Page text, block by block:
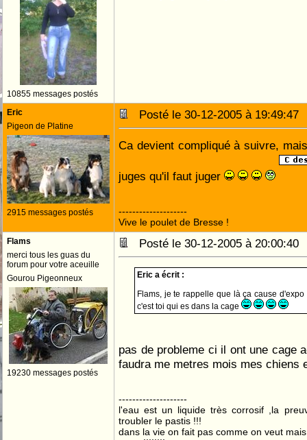
10855 messages postés
Eric
Pigeon de Platine
2915 messages postés
Posté le 30-12-2005 à
Ca devient compliqué à suivre,
juges qu'il faut juger
--------------------
Vive le poulet de Bresse !
Flams
merci tous les guas du
forum pour votre aceuille
Gourou Pigeonneux
19230 messages postés
Posté le 30-12-2005 à
Eric a écrit :
Flams, je te rappelle que là ça cause
c'est toi qui es dans la cage
pas de probleme ci il ont une cage
faudra me metres mois mes chiens
--------------------
l'eau est un liquide très corrosif ,la
troubler le pastis !!!
dans la vie on fait pas comme on veut